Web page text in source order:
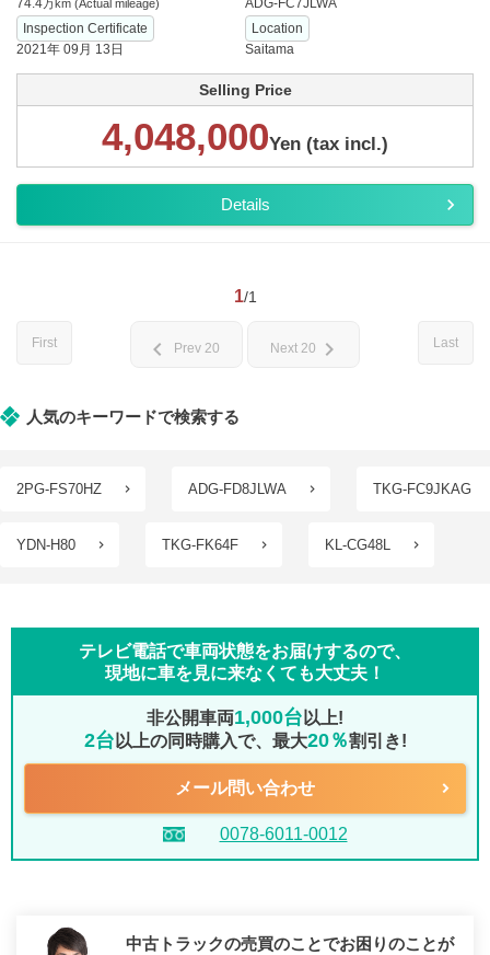
74.4万km (Actual mileage)
ADG-FC7JLWA
Inspection Certificate
2021年 09月 13日
Location
Saitama
Selling Price
4,048,000Yen (tax incl.)
Details
1/1
First Last
chevron_left Prev 20 Next 20 chevron_right
人気のキーワードで検索する
2PG-FS70HZ ADG-FD8JLWA TKG-FC9JKAG
YDN-H80 TKG-FK64F KL-CG48L
テレビ電話で車両状態をお届けするので、
現地に車を見に来なくても大丈夫！
非公開車両1,000台 以上!
2台 以上の同時購入で、最大20％割引き!
メール問い合わせ
0078-6011-0012
中古トラックの売買のことでお困りのことが